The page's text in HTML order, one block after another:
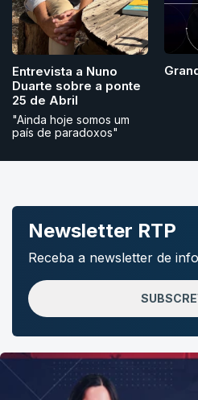
Entrevista a Nuno
Duarte sobre a ponte
25 de Abril
"Ainda hoje somos um
país de paradoxos"
Newsletter RTP
Receba a newsletter de